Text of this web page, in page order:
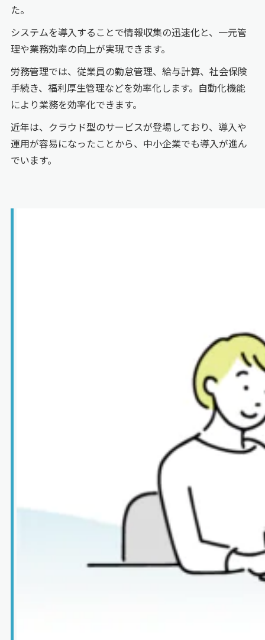
た。
システムを導入することで情報収集の迅速化と、一元管
理や業務効率の向上が実現できます。
労務管理では、従業員の勤怠管理、給与計算、社会保険
手続き、福利厚生管理などを効率化します。自動化機能
により業務を効率化できます。
近年は、クラウド型のサービスが登場しており、導入や
運用が容易になったことから、中小企業でも導入が進ん
でいます。